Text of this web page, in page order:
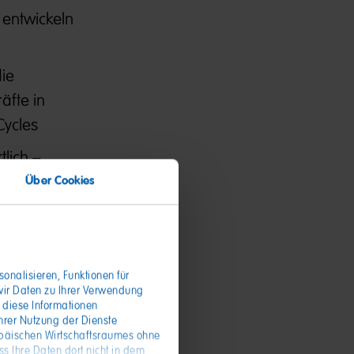
Über Cookies
Funktionen für
Daten zu Ihrer Verwendung
Informationen
Nutzung der Dienste
Wirtschaftsraumes ohne
Ihre Daten dort nicht in dem
in
–